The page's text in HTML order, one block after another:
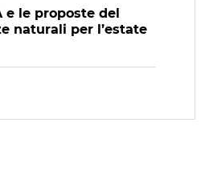
e le proposte del
naturali per l’estate